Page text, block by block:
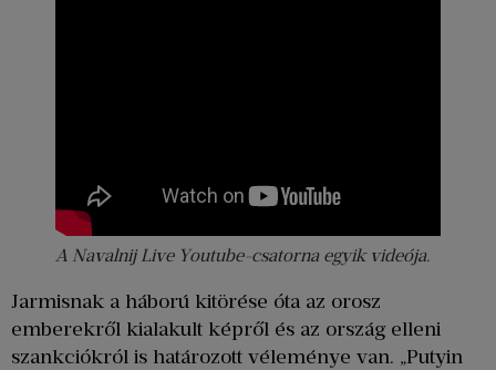
A Navalnij Live Youtube-csatorna egyik videója.
Jarmisnak a háború kitörése óta az orosz
emberekről kialakult képről és az ország elleni
szankciókról is határozott véleménye van. „Putyin